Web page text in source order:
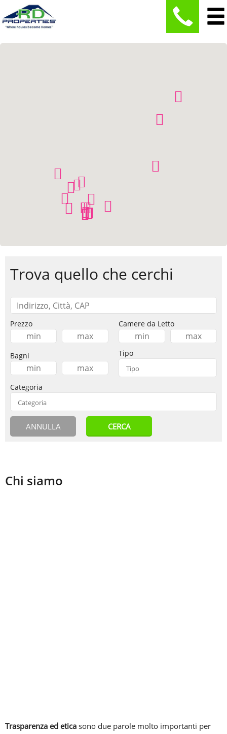
Trova quello che cerchi
Prezzo Camere da Letto
Bagni Tipo
Categoria
Chi siamo
Trasparenza ed eticasono due parole molto importanti per